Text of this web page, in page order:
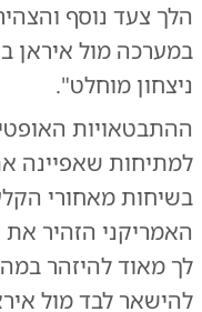
הלך צעד נוסף
במערכה מול איראן
ניצחון מוחלט".
ההתבטאויות
למתיחות שאפיינה
בשיחות מאחורי
האמריקני הזהיר
לך מאוד להיזהר
להישאר לבד מול